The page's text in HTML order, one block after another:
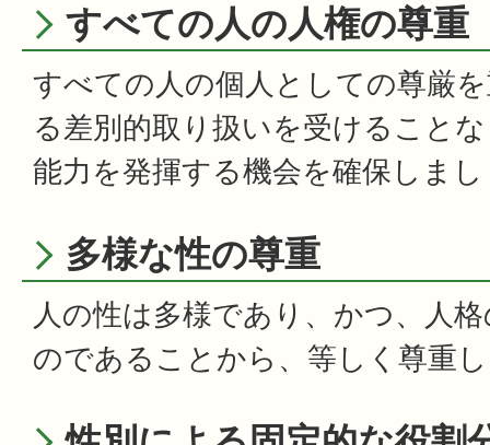
すべての人の人権の尊重
すべての人の個人としての尊厳
る差別的取り扱いを受けること
能力を発揮する機会を確保しま
多様な性の尊重
人の性は多様であり、かつ、人
のであることから、等しく尊重